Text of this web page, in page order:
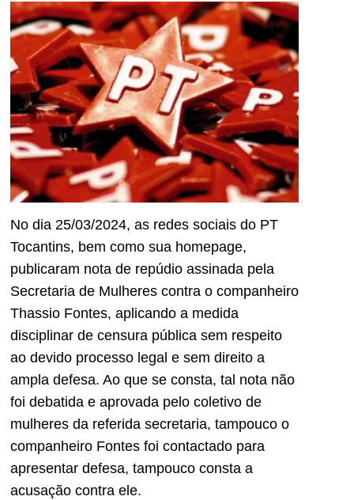
No dia 25/03/2024, as redes sociais do PT
Tocantins, bem como sua homepage,
publicaram nota de repúdio assinada pela
Secretaria de Mulheres contra o companheiro
Thassio Fontes, aplicando a medida
disciplinar de censura pública sem respeito
ao devido processo legal e sem direito a
ampla defesa. Ao que se consta, tal nota não
foi debatida e aprovada pelo coletivo de
mulheres da referida secretaria, tampouco o
companheiro Fontes foi contactado para
apresentar defesa, tampouco consta a
acusação contra ele.